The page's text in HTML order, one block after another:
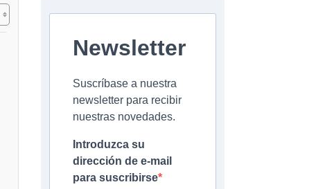
Newsletter
Suscríbase a nuestra
newsletter para recibir
nuestras novedades.
Introduzca su
dirección de e-mail
para suscribirse